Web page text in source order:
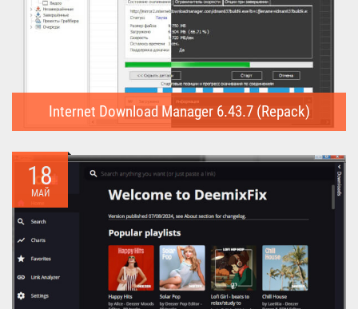
Internet Download Manager 6.43.7 (Repack)
предназначена для...
18
МАЙ